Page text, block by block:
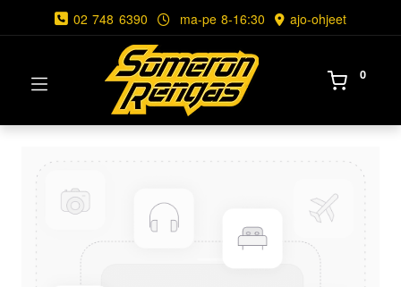
02 748 6390 ma-pe 8-16:30 ajo-ohjeet
0